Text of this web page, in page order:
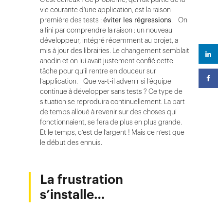
vie courante d’une application, est la raison
première des tests :éviter les régressions. On
a fini par comprendre la raison : un nouveau
développeur, intégré récemment au projet, a
mis à jour des librairies. Le changement semblait
anodin et on lui avait justement confié cette
tâche pour qu’il rentre en douceur sur
l’application. Que va-t-il advenir si l’équipe
continue à développer sans tests ? Ce type de
situation se reproduira continuellement. La part
de temps alloué à revenir sur des choses qui
fonctionnaient, se fera de plus en plus grande.
Et le temps, c’est de l’argent ! Mais ce n’est que
le début des ennuis.
La frustration
s’installe…